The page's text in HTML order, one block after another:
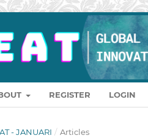
REGISTER LOGIN
- JANUARI / Articles